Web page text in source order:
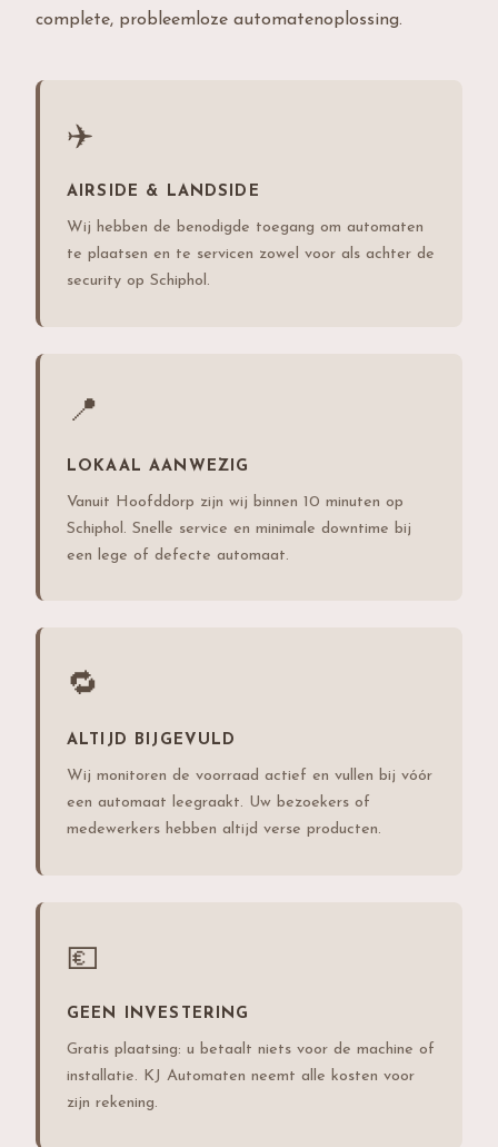
complete, probleemloze automatenoplossing.
✈️
AIRSIDE & LANDSIDE
Wij hebben de benodigde toegang om automaten
te plaatsen en te servicen zowel voor als achter de
security op Schiphol.
📍
LOKAAL AANWEZIG
Vanuit Hoofddorp zijn wij binnen 10 minuten op
Schiphol. Snelle service en minimale downtime bij
een lege of defecte automaat.
🔁
ALTIJD BIJGEVULD
Wij monitoren de voorraad actief en vullen bij vóór
een automaat leegraakt. Uw bezoekers of
medewerkers hebben altijd verse producten.
💶
GEEN INVESTERING
Gratis plaatsing: u betaalt niets voor de machine of
installatie. KJ Automaten neemt alle kosten voor
zijn rekening.